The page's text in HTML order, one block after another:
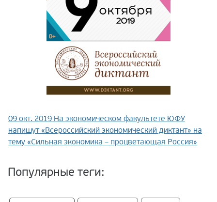
09 окт. 2019 На экономическом факультете ЮФУ
напишут «Всероссийский экономический диктант» на
тему «Сильная экономика – процветающая Россия»
Популярные теги: